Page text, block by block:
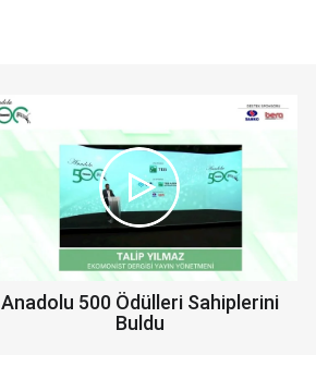
Anadolu 500 Ödülleri Sahiplerini
Buldu